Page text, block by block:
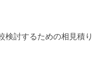
検討するための相見積り